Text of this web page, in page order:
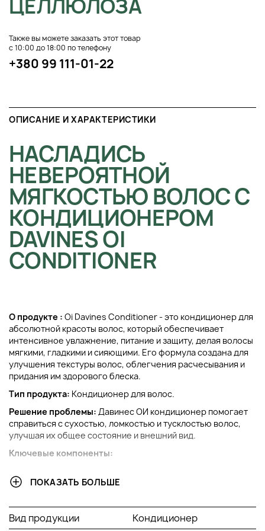
ЦЕЛЛЮЛОЗА
Также вы можете заказать этот товар
с 10:00 до 18:00 по телефону
+380 99 111-01-22
ОПИСАНИЕ И ХАРАКТЕРИСТИКИ
НАСЛАДИСЬ
НЕВЕРОЯТНОЙ
МЯГКОСТЬЮ ВОЛОС С
КОНДИЦИОНЕРОМ
DAVINES OI
CONDITIONER
О продукте : Oi Davines Conditioner - это кондиционер для
абсолютной красоты волос, который обеспечивает
интенсивное увлажнение, питание и защиту, делая волосы
мягкими, гладкими и сияющими. Его формула создана для
улучшения текстуры волос, облегчения расчесывания и
придания им здорового блеска.
Тип продукта: Кондиционер для волос.
Решение проблемы: Давинес ОИ кондиционер помогает
справиться с сухостью, ломкостью и тусклостью волос,
улучшая их общее состояние и внешний вид.
Ключевые компоненты:
антиоксидантными свойствами, защищает волосы от
Бета-каротин:Способствует восстановлению и
укреплению волос.
ПОКАЗАТЬ БОЛЬШЕ
Вид продукции Кондиционер